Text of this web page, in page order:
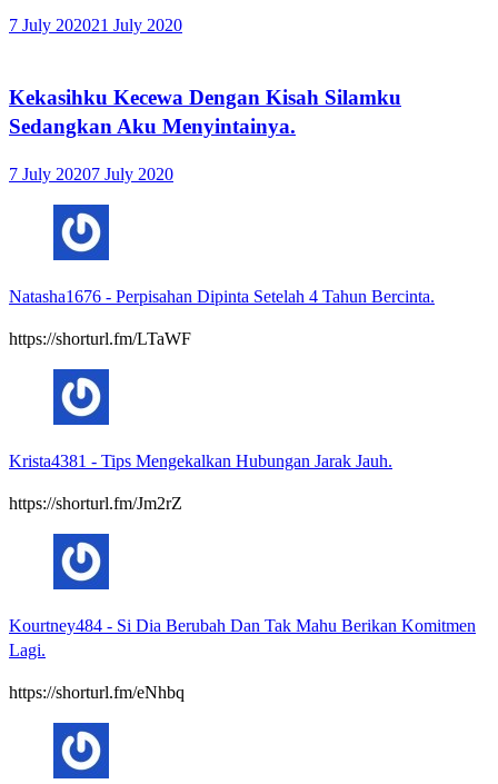
7 July 202021 July 2020
Kekasihku Kecewa Dengan Kisah Silamku
Sedangkan Aku Menyintainya.
7 July 20207 July 2020
Natasha1676 - Perpisahan Dipinta Setelah 4 Tahun Bercinta.
https://shorturl.fm/LTaWF
Krista4381 - Tips Mengekalkan Hubungan Jarak Jauh.
https://shorturl.fm/Jm2rZ
Kourtney484 - Si Dia Berubah Dan Tak Mahu Berikan Komitmen
Lagi.
https://shorturl.fm/eNhbq